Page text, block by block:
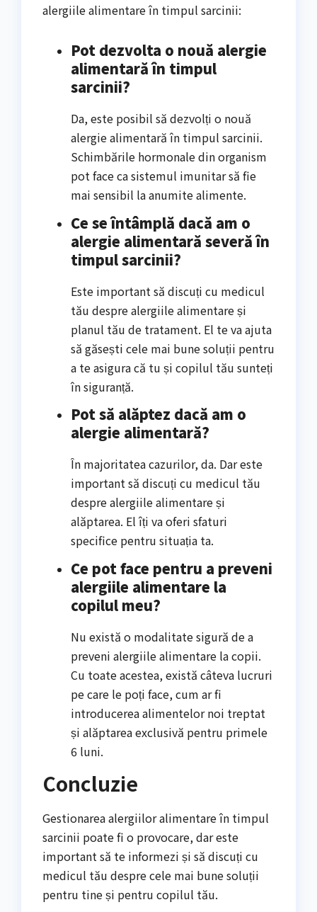
alergiile alimentare în timpul sarcinii:
Pot dezvolta o nouă alergie
alimentară în timpul
sarcinii?
Da, este posibil să dezvolți o nouă
alergie alimentară în timpul sarcinii.
Schimbările hormonale din organism
pot face ca sistemul imunitar să fie
mai sensibil la anumite alimente.
Ce se întâmplă dacă am o
alergie alimentară severă în
timpul sarcinii?
Este important să discuți cu medicul
tău despre alergiile alimentare și
planul tău de tratament. El te va ajuta
să găsești cele mai bune soluții pentru
a te asigura că tu și copilul tău sunteți
în siguranță.
Pot să alăptez dacă am o
alergie alimentară?
În majoritatea cazurilor, da. Dar este
important să discuți cu medicul tău
despre alergiile alimentare și
alăptarea. El îți va oferi sfaturi
specifice pentru situația ta.
Ce pot face pentru a preveni
alergiile alimentare la
copilul meu?
Nu există o modalitate sigură de a
preveni alergiile alimentare la copii.
Cu toate acestea, există câteva lucruri
pe care le poți face, cum ar fi
introducerea alimentelor noi treptat
și alăptarea exclusivă pentru primele
6 luni.
Concluzie
Gestionarea alergiilor alimentare în timpul
sarcinii poate fi o provocare, dar este
important să te informezi și să discuți cu
medicul tău despre cele mai bune soluții
pentru tine și pentru copilul tău.